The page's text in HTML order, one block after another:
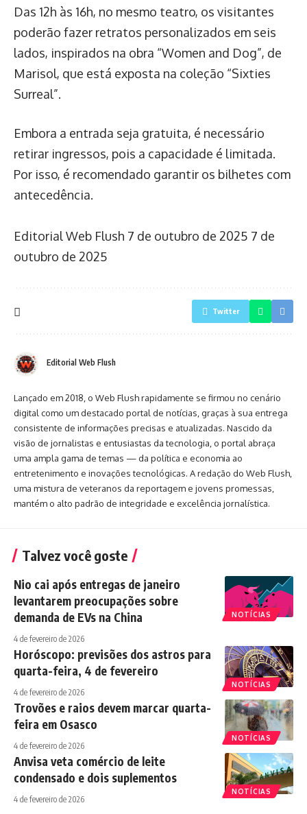
Das 12h às 16h, no mesmo teatro, os visitantes
poderão fazer retratos personalizados em seis
lados, inspirados na obra “Women and Dog”, de
Marisol, que está exposta na coleção “Sixties
Surreal”.
Embora a entrada seja gratuita, é necessário
retirar ingressos, pois a capacidade é limitada.
Por isso, é recomendado garantir os bilhetes com
antecedência.
Editorial Web Flush 7 de outubro de 2025 7 de
outubro de 2025
Twitter
Editorial Web Flush
Lançado em 2018, o Web Flush rapidamente se firmou no cenário
digital como um destacado portal de notícias, graças à sua entrega
consistente de informações precisas e atualizadas. Nascido da
visão de jornalistas e entusiastas da tecnologia, o portal abraça
uma ampla gama de temas — da política e economia ao
entretenimento e inovações tecnológicas. A redação do Web Flush,
uma mistura de veteranos da reportagem e jovens promessas,
mantém o alto padrão de integridade e excelência jornalística.
Talvez você goste
NOTÍCIAS
Nio cai após entregas de janeiro
levantarem preocupações sobre
demanda de EVs na China
4 de fevereiro de 2026
NOTÍCIAS
Horóscopo: previsões dos astros para
quarta-feira, 4 de fevereiro
4 de fevereiro de 2026
NOTÍCIAS
Trovões e raios devem marcar quarta-
feira em Osasco
4 de fevereiro de 2026
NOTÍCIAS
Anvisa veta comércio de leite
condensado e dois suplementos
4 de fevereiro de 2026